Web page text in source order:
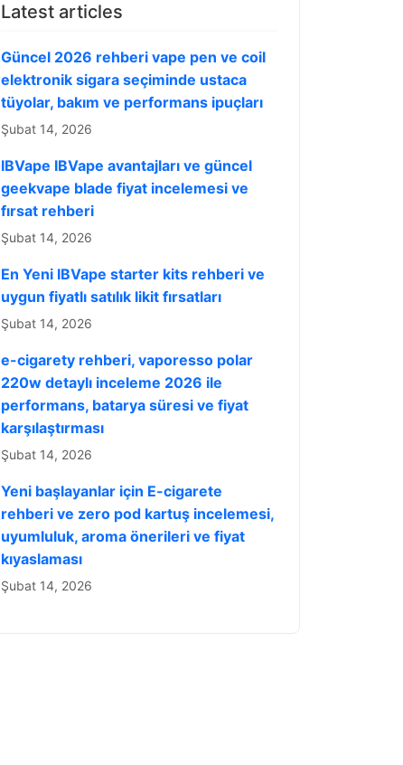
Latest articles
Güncel 2026 rehberi vape pen ve coil
elektronik sigara seçiminde ustaca
tüyolar, bakım ve performans ipuçları
Şubat 14, 2026
IBVape IBVape avantajları ve güncel
geekvape blade fiyat incelemesi ve
fırsat rehberi
Şubat 14, 2026
En Yeni IBVape starter kits rehberi ve
uygun fiyatlı satılık likit fırsatları
Şubat 14, 2026
e-cigarety rehberi, vaporesso polar
220w detaylı inceleme 2026 ile
performans, batarya süresi ve fiyat
karşılaştırması
Şubat 14, 2026
Yeni başlayanlar için E-cigarete
rehberi ve zero pod kartuş incelemesi,
uyumluluk, aroma önerileri ve fiyat
kıyaslaması
Şubat 14, 2026